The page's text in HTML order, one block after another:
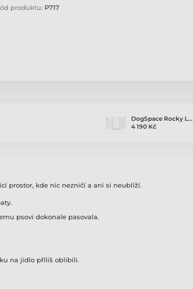
produktu: P717
DogSpace Rocky L…
4 190 Kč
prostor, kde nic nezničí a ani si neublíží.
psovi dokonale pasovala.
na jídlo příliš oblíbili.